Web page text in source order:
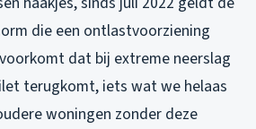
die een ontlastvoorziening
dat bij extreme neerslag
terugkomt, iets wat we helaas
woningen zonder deze